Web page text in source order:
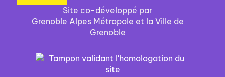
Site co-développé par
Grenoble Alpes Métropole et la Ville de
Grenoble